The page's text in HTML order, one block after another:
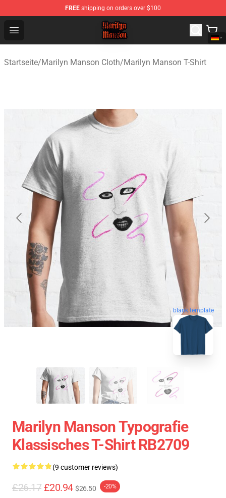
FREE shipping on orders over $100
Open menu
Marilyn Manson Shop - Official Marilyn Manson
Startseite/Marilyn Manson Cloth/Marilyn Manson T-Shirt
blank template
Marilyn Manson Typografie
Klassisches T-Shirt RB2709
(9 customer reviews)
£26.17 £20.94 $26.50 -20%